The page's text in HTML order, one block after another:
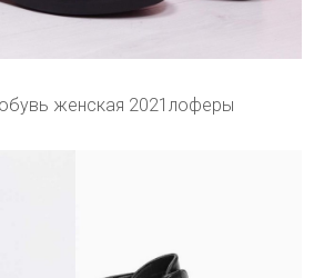
женская 2021лоферы